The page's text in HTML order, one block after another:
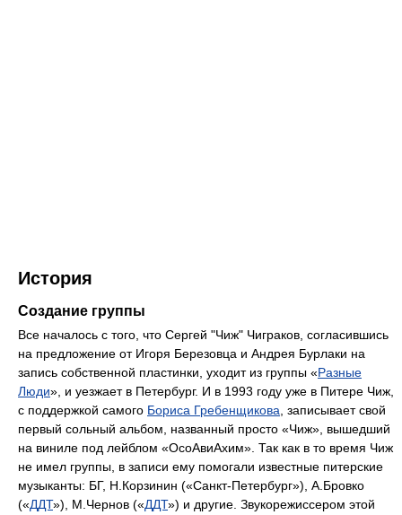
История
Создание группы
Все началось с того, что Сергей "Чиж" Чиграков, согласившись
на предложение от Игоря Березовца и Андрея Бурлаки на
запись собственной пластинки, уходит из группы «Разные
Люди», и уезжает в Петербург. И в 1993 году уже в Питере Чиж,
с поддержкой самого Бориса Гребенщикова , записывает свой
первый сольный альбом, названный просто «Чиж», вышедший
на виниле под лейблом «ОсоАвиАхим». Так как в то время Чиж
не имел группы, в записи ему помогали известные питерские
музыканты: БГ, Н.Корзинин («Санкт-Петербург»), А.Бровко
(«ДДТ»), М.Чернов («ДДТ») и другие. Звукорежиссером этой